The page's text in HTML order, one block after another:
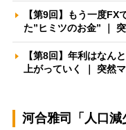
【第9回】もう一度
た”ヒミツのお金” ｜
【第8回】年利はな
上がっていく ｜ 突然
河合雅司「人口減